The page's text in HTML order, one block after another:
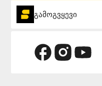
გამოგვყევი